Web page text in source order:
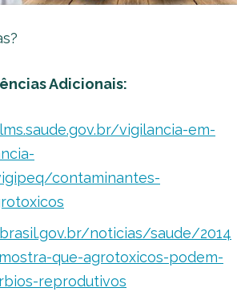
Adicionais:
vigilancia-em-
contaminantes-
noticias/saude/2014
que-agrotoxicos-podem-
reprodutivos